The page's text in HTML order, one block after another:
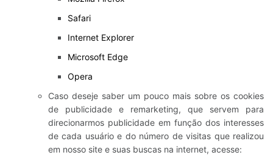
Safari
Internet Explorer
Microsoft Edge
Opera
Caso deseje saber um pouco mais sobre os cookies
de publicidade e remarketing, que servem para
direcionarmos publicidade em função dos interesses
de cada usuário e do número de visitas que realizou
em nosso site e suas buscas na internet, acesse: